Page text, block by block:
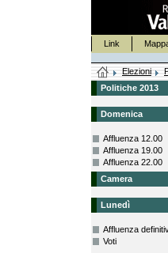
Link
Elezioni
Politiche 2013
Domenica
Affluenza 12.00
Affluenza 19.00
Affluenza 22.00
Camera
Lunedì
Affluenza
Voti